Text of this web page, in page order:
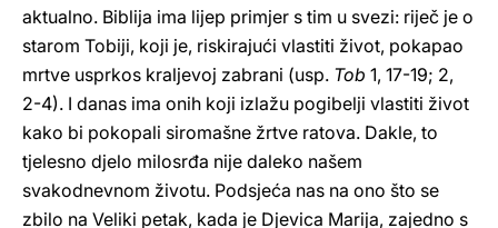
aktualno. Biblija ima lijep primjer s tim u svezi: riječ je o
starom Tobiji, koji je, riskirajući vlastiti život, pokapao
mrtve usprkos kraljevoj zabrani (usp. Tob 1, 17-19; 2,
2-4). I danas ima onih koji izlažu pogibelji vlastiti život
kako bi pokopali siromašne žrtve ratova. Dakle, to
tjelesno djelo milosrđa nije daleko našem
svakodnevnom životu. Podsjeća nas na ono što se
zbilo na Veliki petak, kada je Djevica Marija, zajedno s